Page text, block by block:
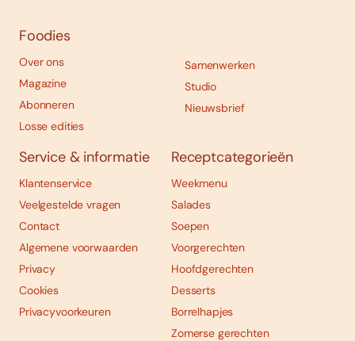
Foodies
Over ons
Magazine
Abonneren
Losse edities
Samenwerken
Studio
Nieuwsbrief
Service & informatie
Klantenservice
Veelgestelde vragen
Contact
Algemene voorwaarden
Privacy
Cookies
Privacyvoorkeuren
Receptcategorieën
Weekmenu
Salades
Soepen
Voorgerechten
Hoofdgerechten
Desserts
Borrelhapjes
Zomerse gerechten